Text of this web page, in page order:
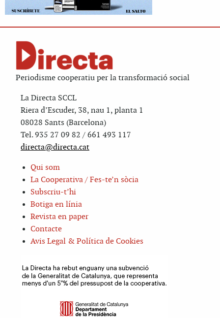
Periodisme cooperatiu per la transformació social
La Directa SCCL
Riera d’Escuder, 38, nau 1, planta 1
08028 Sants (Barcelona)
Tel. 935 27 09 82 / 661 493 117
directa@directa.cat
Qui som
La Cooperativa / Fes-te’n sòcia
Subscriu-t’hi
Botiga en línia
Revista en paper
Contacte
Avis Legal & Política de Cookies